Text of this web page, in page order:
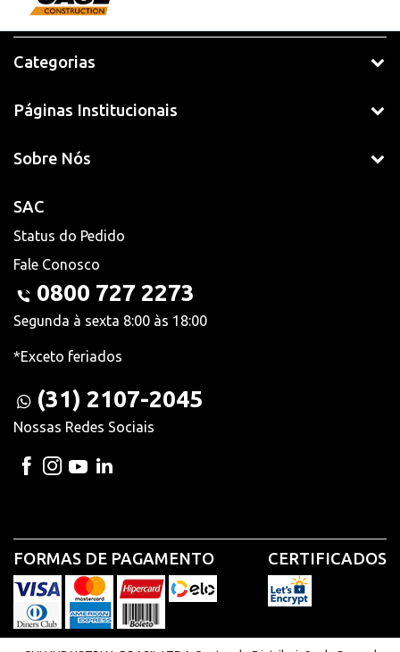
Categorias
Páginas Institucionais
Sobre Nós
SAC
Status do Pedido
Fale Conosco
0800 727 2273
Segunda à sexta 8:00 às 18:00
*Exceto feriados
(31) 2107-2045
Nossas Redes Sociais
FORMAS DE PAGAMENTO CERTIFICADOS